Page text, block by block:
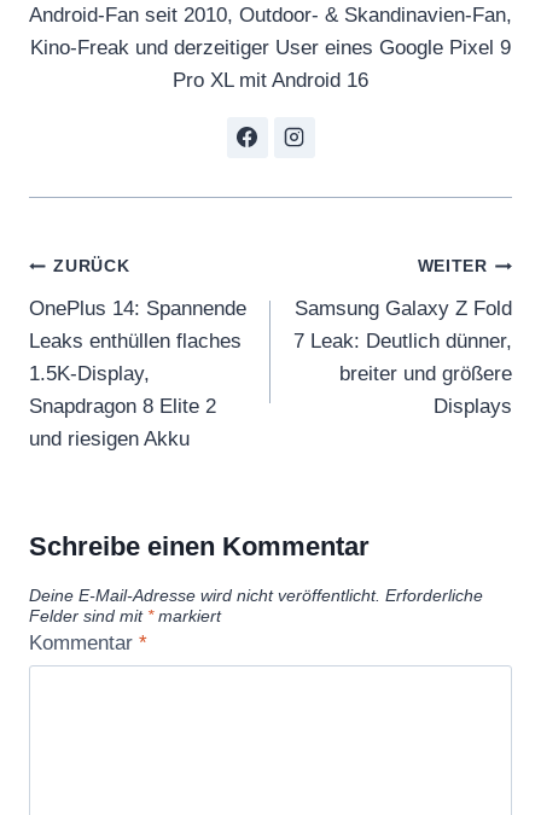
Android-Fan seit 2010, Outdoor- & Skandinavien-Fan,
Kino-Freak und derzeitiger User eines Google Pixel 9
Pro XL mit Android 16
Beitragsnavigation
ZURÜCK
OnePlus 14: Spannende
Leaks enthüllen flaches
1.5K-Display,
Snapdragon 8 Elite 2
und riesigen Akku
WEITER
Samsung Galaxy Z Fold
7 Leak: Deutlich dünner,
breiter und größere
Displays
Schreibe einen Kommentar
Deine E-Mail-Adresse wird nicht veröffentlicht. Erforderliche
Felder sind mit *markiert
Kommentar *